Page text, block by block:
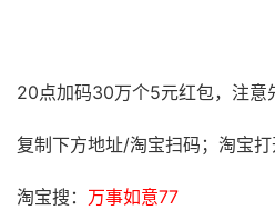
20点加码30万个5元红包，注意
复制下方地址/淘宝扫码；淘宝
淘宝搜： 万事如意77